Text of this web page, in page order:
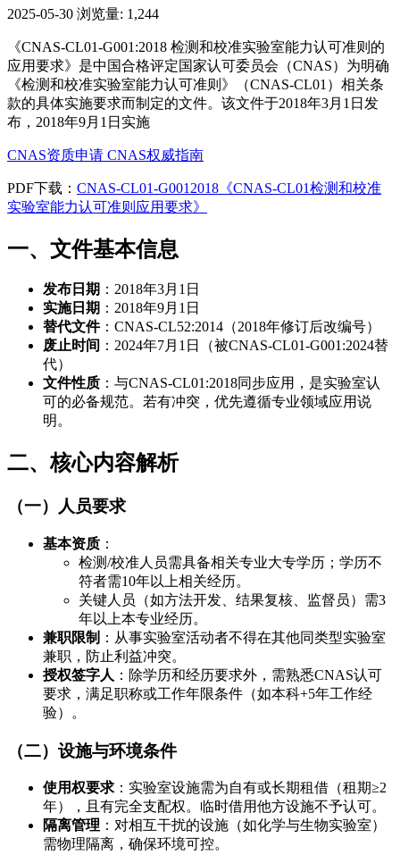
2025-05-30 浏览量: 1,244
《CNAS-CL01-G001:2018 检测和校准实验室能力认可准则的
应用要求》是中国合格评定国家认可委员会（CNAS）为明确
《检测和校准实验室能力认可准则》（CNAS-CL01）相关条
款的具体实施要求而制定的文件。该文件于2018年3月1日发
布，2018年9月1日实施
CNAS资质申请 CNAS权威指南
PDF下载： CNAS-CL01-G0012018《CNAS-CL01检测和校准
实验室能力认可准则应用要求》
一、文件基本信息
发布日期 ：2018年3月1日
实施日期 ：2018年9月1日
替代文件：CNAS-CL52:2014（2018年修订后改编号）
废止时间 ：2024年7月1日（被CNAS-CL01-G001:2024替
代）
文件性质 ：与CNAS-CL01:2018同步应用，是实验室认
可的必备规范。若有冲突，优先遵循专业领域应用说
明。
二、核心内容解析
（一）人员要求
基本资质 ：
检测/校准人员需具备相关专业大专学历；学历不
符者需10年以上相关经历。
关键人员（如方法开发、结果复核、监督员）需3
年以上本专业经历。
兼职限制 ：从事实验室活动者不得在其他同类型实验室
兼职，防止利益冲突。
授权签字人 ：除学历和经历要求外，需熟悉CNAS认可
要求，满足职称或工作年限条件（如本科+5年工作经
验）。
（二）设施与环境条件
使用权要求：实验室设施需为自有或长期租借（租期≥2
年），且有完全支配权。临时借用他方设施不予认可。
隔离管理 ：对相互干扰的设施（如化学与生物实验室）
需物理隔离，确保环境可控。